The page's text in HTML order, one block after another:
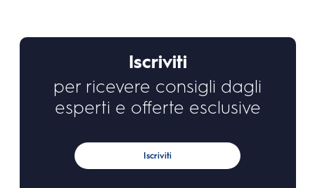
Iscriviti
per ricevere consigli dagli
esperti e offerte esclusive
Iscriviti